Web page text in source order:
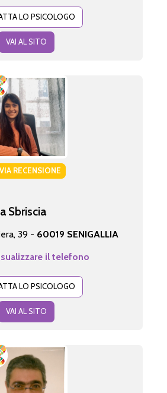
LO PSICOLOGO
VAI AL SITO
RECENSIONE
Sbriscia
39 - 60019 SENIGALLIA
il telefono
LO PSICOLOGO
VAI AL SITO